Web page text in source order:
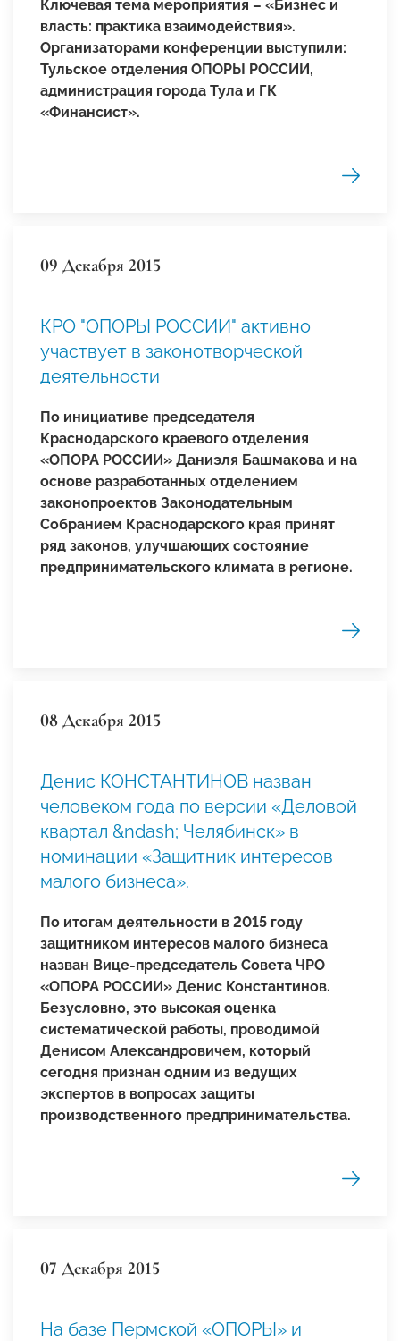
Ключевая тема мероприятия – «Бизнес и
власть: практика взаимодействия».
Организаторами конференции выступили:
Тульское отделения ОПОРЫ РОССИИ,
администрация города Тула и ГК
«Финансист».
09 Декабря 2015
КРО "ОПОРЫ РОССИИ" активно
участвует в законотворческой
деятельности
По инициативе председателя
Краснодарского краевого отделения
«ОПОРА РОССИИ» Даниэля Башмакова и на
основе разработанных отделением
законопроектов Законодательным
Собранием Краснодарского края принят
ряд законов, улучшающих состояние
предпринимательского климата в регионе.
08 Декабря 2015
Денис КОНСТАНТИНОВ назван
человеком года по версии «Деловой
квартал &ndash; Челябинск» в
номинации «Защитник интересов
малого бизнеса».
По итогам деятельности в 2015 году
защитником интересов малого бизнеса
назван Вице-председатель Совета ЧРО
«ОПОРА РОССИИ» Денис Константинов.
Безусловно, это высокая оценка
систематической работы, проводимой
Денисом Александровичем, который
сегодня признан одним из ведущих
экспертов в вопросах защиты
производственного предпринимательства.
07 Декабря 2015
На базе Пермской «ОПОРЫ» и